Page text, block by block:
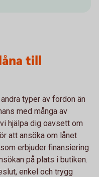
till
typer av fordon än
med många av
hjälpa dig oavsett om
att ansöka om lånet
erbjuder finansiering
på plats i butiken.
enkel och trygg